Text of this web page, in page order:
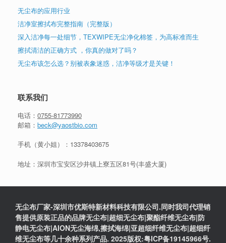
无尘布的应用行业
洁净室擦拭布完整指南（完整版）
深入洁净每一处细节，TEXWIPE无尘净化棉签，为高标准而生
擦拭清洁的正确方式 ，你真的做对了吗？
无尘布该怎么选？别被表象迷惑，洁净等级才是关键！
联系我们
电话： 0755-81773990
邮箱： beck@yaostbio.com
手机（黄小姐）： 13378403675
地址：深圳市宝安区沙井镇上寮五区81号(丰盛大厦)
无尘布厂家-深圳市优斯特新材料科技有限公司.同时我司代理销
售提供原装正品的品牌无尘布|超细无尘布|聚酯纤维无尘布|防
静电无尘布|AION无尘海绵,擦拭海绵|亚超细纤维无尘布|超细纤
维无尘布等几十余种系列产品. 2025版权:粤ICP备19145966号.